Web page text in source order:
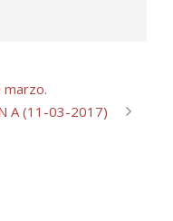
marzo.
A (11-03-2017)